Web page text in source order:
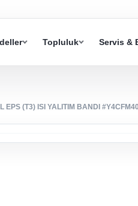
Topluluk Servis &
EPS (T3) ISI YALITIM BANDI